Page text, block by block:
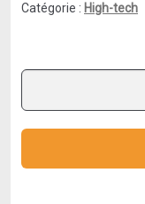
Catégorie : High-tech